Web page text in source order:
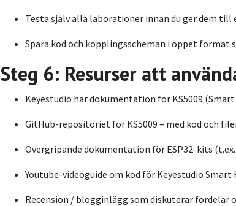
Testa själv alla laborationer innan du ger dem till
Spara kod och kopplingsscheman i öppet format
Steg 6: Resurser att
Keyestudio har dokumentation för KS5009
GitHub-repositoriet för KS5009 – med kod och
Övergripande dokumentation för ESP32-kits
Youtube-videoguide om kod för Keyestudio
Recension / blogginlägg som diskuterar fördelar